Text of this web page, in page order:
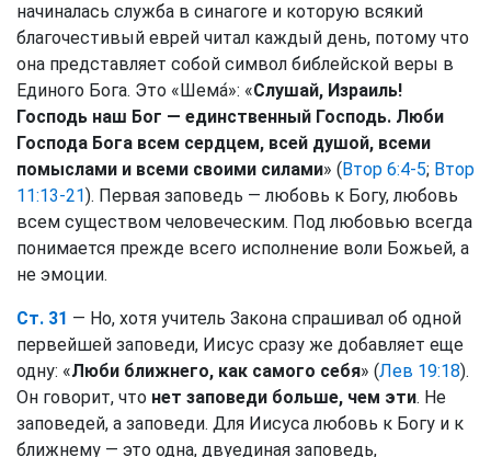
начиналась служба в синагоге и которую всякий
благочестивый еврей читал каждый день, потому что
она представляет собой символ библейской веры в
Единого Бога. Это «Шема́»: «Слушай, Израиль!
Господь наш Бог — единственный Господь. Люби
Господа Бога всем сердцем, всей душой, всеми
помыслами и всеми своими силами» ( Втор 6:4-5; Втор
11:13-21). Первая заповедь — любовь к Богу, любовь
всем существом человеческим. Под любовью всегда
понимается прежде всего исполнение воли Божьей, а
не эмоции.
Ст. 31 — Но, хотя учитель Закона спрашивал об одной
первейшей заповеди, Иисус сразу же добавляет еще
одну: «Люби ближнего, как самого себя» (Лев 19:18).
Он говорит, что нет заповеди больше, чем эти. Не
заповедей, а заповеди. Для Иисуса любовь к Богу и к
ближнему — это одна, двуединая заповедь,